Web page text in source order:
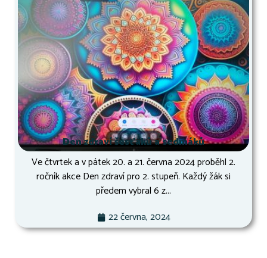
Den zdraví šesťáků a sedmáků
Ve čtvrtek a v pátek 20. a 21. června 2024 proběhl 2.
ročník akce Den zdraví pro 2. stupeň. Každý žák si
předem vybral 6 z...
22 června, 2024